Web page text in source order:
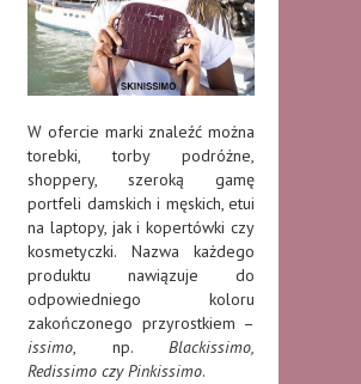
W ofercie marki znaleźć można
torebki, torby podróżne,
shoppery, szeroką gamę
portfeli damskich i męskich, etui
na laptopy, jak i kopertówki czy
kosmetyczki. Nazwa każdego
produktu nawiązuje do
odpowiedniego koloru
zakończonego przyrostkiem –
issimo, np. Blackissimo,
Redissimo czy Pinkissimo.